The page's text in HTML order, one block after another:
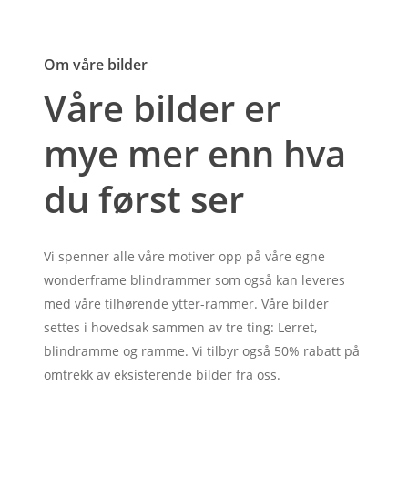
Om våre bilder
Våre bilder er
mye mer enn hva
du først ser
Vi spenner alle våre motiver opp på våre egne
wonderframe blindrammer som også kan leveres
med våre tilhørende ytter-rammer. Våre bilder
settes i hovedsak sammen av tre ting: Lerret,
blindramme og ramme. Vi tilbyr også 50% rabatt på
omtrekk av eksisterende bilder fra oss.